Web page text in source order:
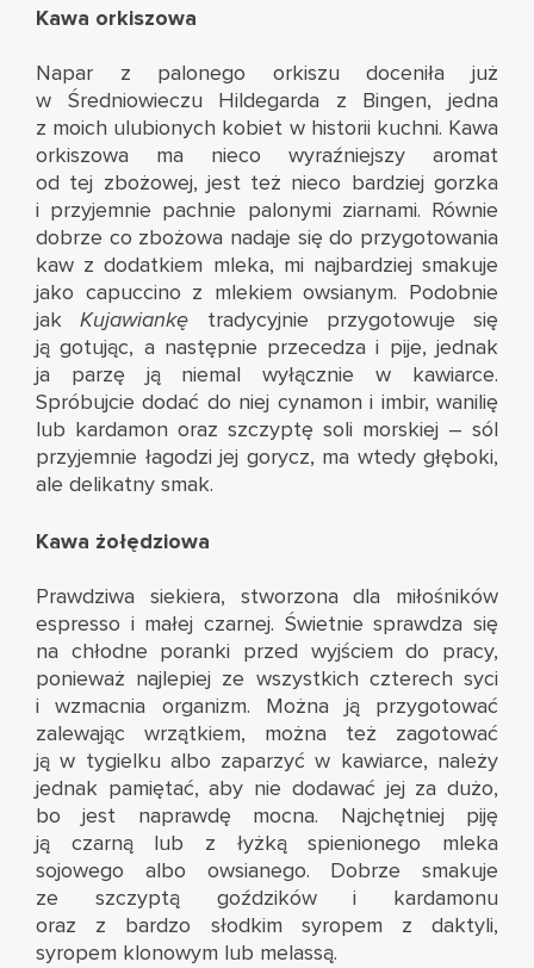
Kawa orkiszowa
Napar z palonego orkiszu doceniła już
w Średniowieczu Hildegarda z Bingen, jedna
z moich ulubionych kobiet w historii kuchni. Kawa
orkiszowa ma nieco wyraźniejszy aromat
od tej zbożowej, jest też nieco bardziej gorzka
i przyjemnie pachnie palonymi ziarnami. Równie
dobrze co zbożowa nadaje się do przygotowania
kaw z dodatkiem mleka, mi najbardziej smakuje
jako capuccino z mlekiem owsianym. Podobnie
jakKujawiankę tradycyjnie przygotowuje się
ją gotując, a następnie przecedza i pije, jednak
ja parzę ją niemal wyłącznie w kawiarce.
Spróbujcie dodać do niej cynamon i imbir, wanilię
lub kardamon oraz szczyptę soli morskiej – sól
przyjemnie łagodzi jej gorycz, ma wtedy głęboki,
ale delikatny smak.
Kawa żołędziowa
Prawdziwa siekiera, stworzona dla miłośników
espresso i małej czarnej. Świetnie sprawdza się
na chłodne poranki przed wyjściem do pracy,
ponieważ najlepiej ze wszystkich czterech syci
i wzmacnia organizm. Można ją przygotować
zalewając wrzątkiem, można też zagotować
ją w tygielku albo zaparzyć w kawiarce, należy
jednak pamiętać, aby nie dodawać jej za dużo,
bo jest naprawdę mocna. Najchętniej piję
ją czarną lub z łyżką spienionego mleka
sojowego albo owsianego. Dobrze smakuje
ze szczyptą goździków i kardamonu
oraz z bardzo słodkim syropem z daktyli,
syropem klonowym lub melassą.